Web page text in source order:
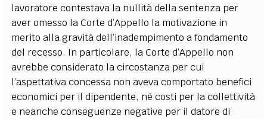
lavoratore contestava la nullità della sentenza per
aver omesso la Corte d’Appello la motivazione in
merito alla gravità dell’inadempimento a fondamento
del recesso. In particolare, la Corte d’Appello non
avrebbe considerato la circostanza per cui
l’aspettativa concessa non aveva comportato benefici
economici per il dipendente, né costi per la collettività
e neanche conseguenze negative per il datore di